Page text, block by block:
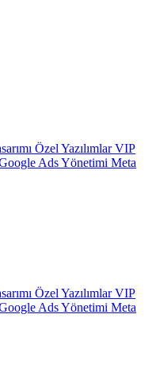
Özel YazılımlarVIP
Ads Yönetimi Meta
Özel YazılımlarVIP
Ads Yönetimi Meta